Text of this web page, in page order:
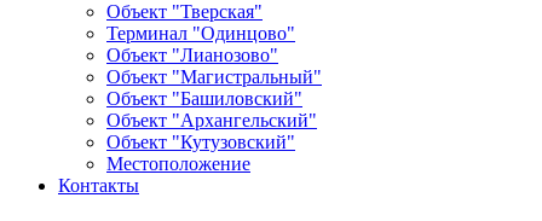
Объект "Тверская"
Терминал "Одинцово"
Объект "Лианозово"
Объект "Магистральный"
Объект "Башиловский"
Объект "Архангельский"
Объект "Кутузовский"
Местоположение
Контакты